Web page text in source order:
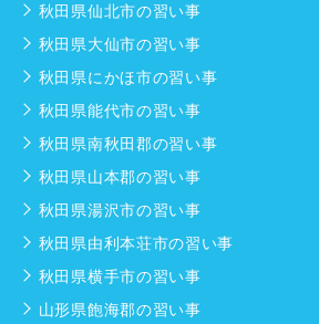
秋田県仙北市の習い事
秋田県大仙市の習い事
秋田県にかほ市の習い事
秋田県能代市の習い事
秋田県南秋田郡の習い事
秋田県山本郡の習い事
秋田県湯沢市の習い事
秋田県由利本荘市の習い事
秋田県横手市の習い事
山形県飽海郡の習い事